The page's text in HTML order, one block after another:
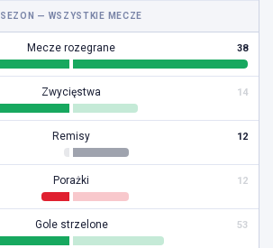
SEZON — WSZYSTKIE MECZE
Mecze rozegrane 38
Zwycięstwa 14
Remisy 12
Porażki 12
Gole strzelone 53